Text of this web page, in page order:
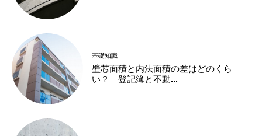
基礎知識
壁芯面積と内法面積の差はどのくら
い？ 登記簿と不動...